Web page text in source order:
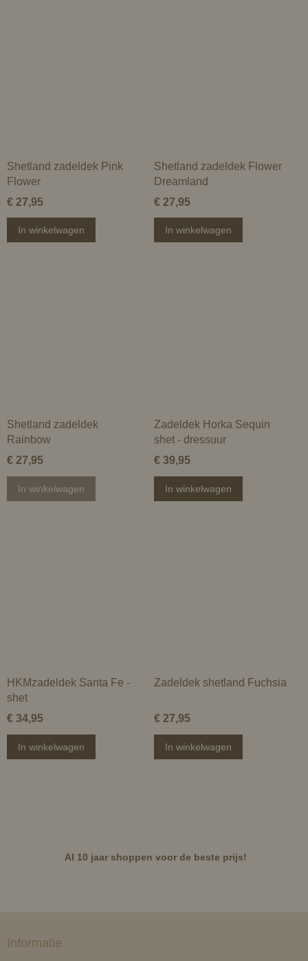
Shetland zadeldek Pink
Flower
€ 27,95
In winkelwagen
Shetland zadeldek Flower
Dreamland
€ 27,95
In winkelwagen
Shetland zadeldek
Rainbow
€ 27,95
In winkelwagen
Zadeldek Horka Sequin
shet - dressuur
€ 39,95
In winkelwagen
HKMzadeldek Santa Fe -
shet
€ 34,95
In winkelwagen
Zadeldek shetland Fuchsia
€ 27,95
In winkelwagen
Al 10 jaar shoppen voor de beste prijs!
Informatie